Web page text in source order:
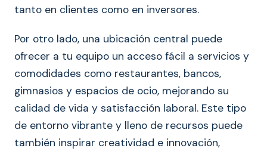
tanto en clientes como en inversores.
Por otro lado, una ubicación central puede
ofrecer a tu equipo un acceso fácil a servicios y
comodidades como restaurantes, bancos,
gimnasios y espacios de ocio, mejorando su
calidad de vida y satisfacción laboral. Este tipo
de entorno vibrante y lleno de recursos puede
también inspirar creatividad e innovación,